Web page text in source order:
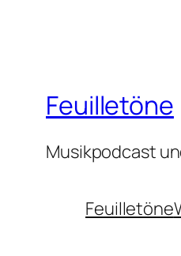
Feuilletöne
Musikpodcast
Feuilletöne